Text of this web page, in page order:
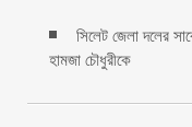
সিলেট জেলা দলের
হামজা চৌধুরীকে